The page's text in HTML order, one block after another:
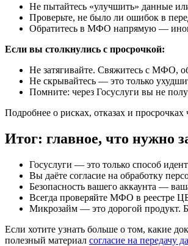
Не пытайтесь «улучшить» данные
Проверьте, не было ли ошибок в
Обратитесь в МФО напрямую —
Если вы столкнулись с просрочкой:
Не затягивайте. Свяжитесь с МФО,
Не скрывайтесь — это только
Помните: через Госуслуги вы не
Подробнее о рисках, отказах и просрочках
Итог: главное, что нужно
Госуслуги — это только способ
Вы даёте согласие на обработку
Безопасность вашего аккаунта —
Всегда проверяйте МФО в реестре
Микрозайм — это дорогой продукт.
Если хотите узнать больше о том, какие
полезный материал согласие на передачу